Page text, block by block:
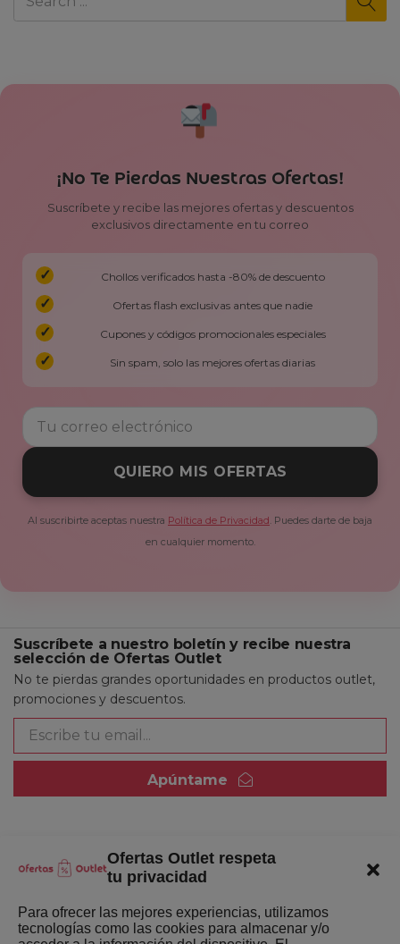
Ofertas Outlet respeta
tu privacidad
Para ofrecer las mejores experiencias, utilizamos
tecnologías como las cookies para almacenar y/o
¡No Te Pierdas Nuestras Ofertas!
Suscríbete y recibe las mejores ofertas y descuentos
exclusivos directamente en tu correo
Chollos verificados hasta -80% de descuento
Ofertas flash exclusivas antes que nadie
Cupones y códigos promocionales especiales
Sin spam, solo las mejores ofertas diarias
QUIERO MIS OFERTAS
Al suscribirte aceptas nuestra Política de Privacidad . Puedes darte de baja
en cualquier momento.
Suscríbete a nuestro boletín y recibe nuestra
selección de Ofertas Outlet
No te pierdas grandes oportunidades en productos outlet,
promociones y descuentos.
Apúntame
Quienes somos
Últimas Novedades